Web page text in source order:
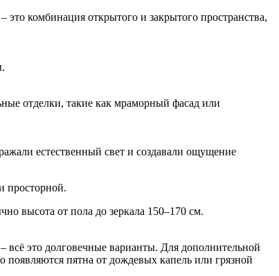
комбинация открытого и закрытого пространства,
отделки, такие как мраморный фасад или
естественный свет и создавали ощущение
просторной.
высота от пола до зеркала 150–170 см.
это долговечные варианты. Для дополнительной
пятна от дождевых капель или грязной